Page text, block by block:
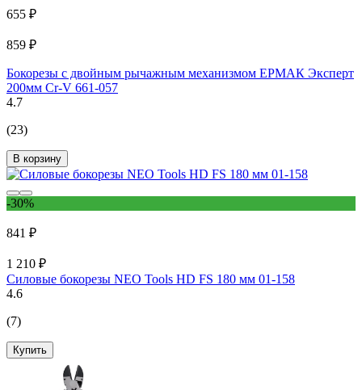
655 ₽
859 ₽
Бокорезы с двойным рычажным механизмом ЕРМАК Эксперт
200мм Cr-V 661-057
4.7
(23)
В корзину
-30%
841 ₽
1 210 ₽
Силовые бокорезы NEO Tools HD FS 180 мм 01-158
4.6
(7)
Купить